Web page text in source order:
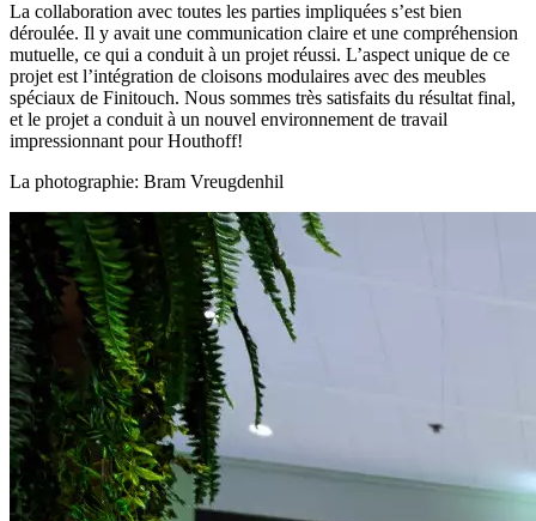
La collaboration avec toutes les parties impliquées s’est bien
déroulée. Il y avait une communication claire et une compréhension
mutuelle, ce qui a conduit à un projet réussi. L’aspect unique de ce
projet est l’intégration de cloisons modulaires avec des meubles
spéciaux de Finitouch. Nous sommes très satisfaits du résultat final,
et le projet a conduit à un nouvel environnement de travail
impressionnant pour Houthoff!
La photographie: Bram Vreugdenhil